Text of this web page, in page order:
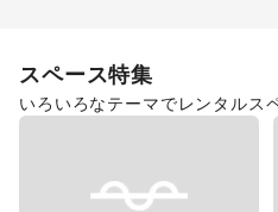
スペース特集
いろいろなテーマでレンタルス